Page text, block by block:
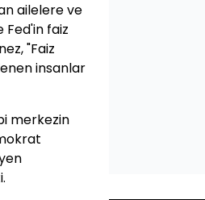
ailelere ve
Fed'in faiz
"Faiz
insanlar
merkezin